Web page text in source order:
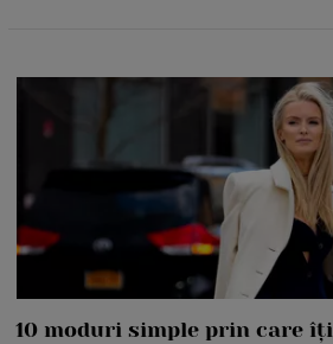
10 moduri simple prin care